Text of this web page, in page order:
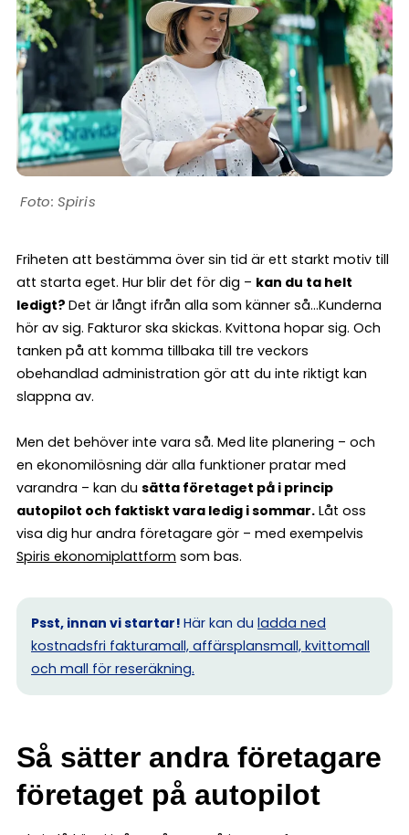
Spiris
Friheten att bestämma över sin tid är ett starkt motiv till
att starta eget. Hur blir det för dig – kan du ta helt
ledigt? Det är långt ifrån alla som känner så…Kunderna
hör av sig. Fakturor ska skickas. Kvittona hopar sig. Och
tanken på att komma tillbaka till tre veckors
obehandlad administration gör att du inte riktigt kan
slappna av.
Men det behöver inte vara så. Med lite planering – och
en ekonomilösning där alla funktioner pratar med
varandra – kan du sätta företaget på i princip
autopilot och faktiskt vara ledig i sommar. Låt oss
visa dig hur andra företagare gör – med exempelvis
Spiris ekonomiplattform som bas.
Psst, innan vi startar! Här kan du ladda ned
kostnadsfri fakturamall, affärsplansmall, kvittomall
och mall för reseräkning.
Så sätter andra företagare
företaget på autopilot